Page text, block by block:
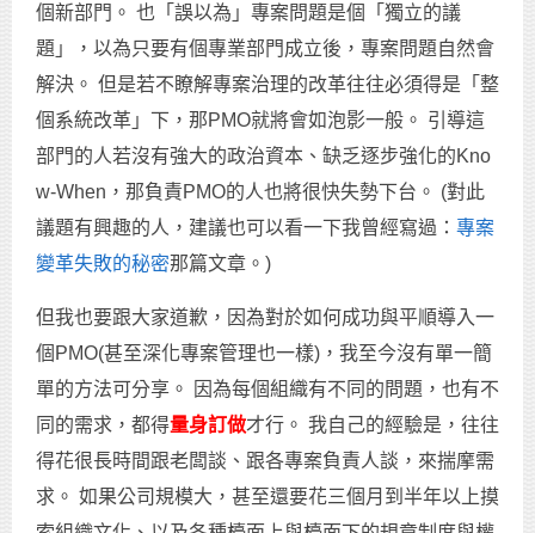
個新部門。 也「誤以為」專案問題是個「獨立的議
題」，以為只要有個專業部門成立後，專案問題自然會
解決。 但是若不瞭解專案治理的改革往往必須得是「整
個系統改革」下，那PMO就將會如泡影一般。 引導這
部門的人若沒有強大的政治資本、缺乏逐步強化的Kno
w-When，那負責PMO的人也將很快失勢下台。 (對此
議題有興趣的人，建議也可以看一下我曾經寫過： 專案
變革失敗的秘密那篇文章。)
但我也要跟大家道歉，因為對於如何成功與平順導入一
個PMO(甚至深化專案管理也一樣)，我至今沒有單一簡
單的方法可分享。 因為每個組織有不同的問題，也有不
同的需求，都得量身訂做才行。 我自己的經驗是，往往
得花很長時間跟老闆談、跟各專案負責人談，來揣摩需
求。 如果公司規模大，甚至還要花三個月到半年以上摸